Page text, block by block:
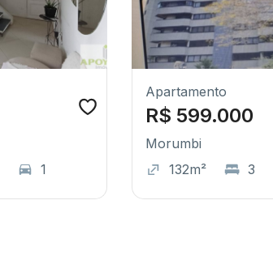
1
Apartamento
R$ 599.000
Morumbi
132m²
3